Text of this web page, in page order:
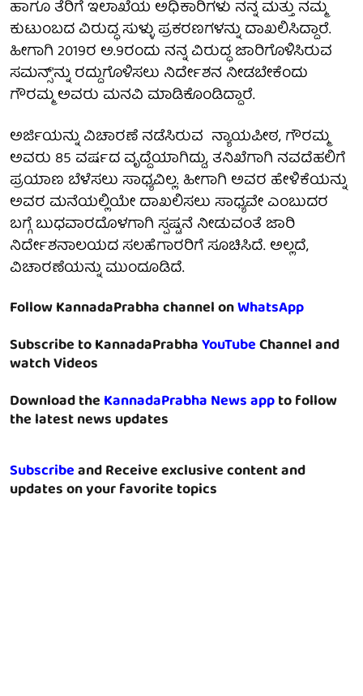
ಹಾಗೂ ತೆರಿಗೆ ಇಲಾಖೆಯ ಅಧಿಕಾರಿಗಳು ನನ್ನ ಮತ್ತು ನಮ್ಮ
ಕುಟುಂಬದ ವಿರುದ್ಧ ಸುಳ್ಳು ಪ್ರಕರಣಗಳನ್ನು ದಾಖಲಿಸಿದ್ದಾರೆ.
ಹೀಗಾಗಿ 2019ರ ಅ.9ರಂದು ನನ್ನ ವಿರುದ್ಧ ಜಾರಿಗೊಳಿಸಿರುವ
ಸಮನ್ಸ್'ನ್ನು ರದ್ದುಗೊಳಿಸಲು ನಿರ್ದೇಶನ ನೀಡಬೇಕೆಂದು
ಗೌರಮ್ಮ ಅವರು ಮನವಿ ಮಾಡಿಕೊಂಡಿದ್ದಾರೆ.
ಅರ್ಜಿಯನ್ನು ವಿಚಾರಣೆ ನಡೆಸಿರುವ ನ್ಯಾಯಪೀಠ, ಗೌರಮ್ಮ
ಅವರು 85 ವರ್ಷದ ವೃದ್ದೆಯಾಗಿದ್ದು, ತನಿಖೆಗಾಗಿ ನವದೆಹಲಿಗೆ
ಪ್ರಯಾಣ ಬೆಳೆಸಲು ಸಾಧ್ಯವಿಲ್ಲ. ಹೀಗಾಗಿ ಅವರ ಹೇಳಿಕೆಯನ್ನು
ಅವರ ಮನೆಯಲ್ಲಿಯೇ ದಾಖಲಿಸಲು ಸಾಧ್ಯವೇ ಎಂಬುದರ
ಬಗ್ಗೆ ಬುಧವಾರದೊಳಗಾಗಿ ಸ್ಪಷ್ಟನೆ ನೀಡುವಂತೆ ಜಾರಿ
ನಿರ್ದೇಶನಾಲಯದ ಸಲಹೆಗಾರರಿಗೆ ಸೂಚಿಸಿದೆ. ಅಲ್ಲದೆ,
ವಿಚಾರಣೆಯನ್ನು ಮುಂದೂಡಿದೆ.
Follow KannadaPrabha channel onWhatsApp
Subscribe to KannadaPrabhaYouTubeChannel and
watch Videos
Download theKannadaPrabha News appto follow
the latest news updates
Subscribeand Receive exclusive content and
updates on your favorite topics